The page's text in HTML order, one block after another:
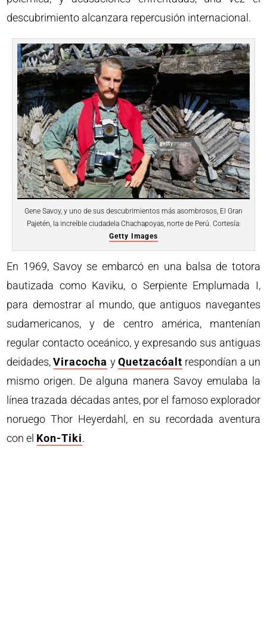
descubrimiento alcanzara repercusión internacional.
Gene Savoy, y uno de sus descubrimientos más asombrosos, El Gran
Pajetén, la increíble ciudadela Chachapoyas, norte de Perú. Cortesía:
Getty Images
En 1969, Savoy se embarcó en una balsa de totora
bautizada como Kaviku, o Serpiente Emplumada I,
para demostrar al mundo, que antiguos navegantes
sudamericanos, y de centro américa, mantenían
regular contacto oceánico, y expresando sus antiguas
deidades,Viracocha yQuetzacóalt respondían a un
mismo origen. De alguna manera Savoy emulaba la
línea trazada décadas antes, por el famoso explorador
noruego Thor Heyerdahl, en su recordada aventura
con el Kon-Tiki.